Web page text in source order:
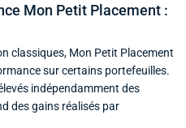
Mon Petit Placement :
classiques, Mon Petit Placement
sur certains portefeuilles.
indépendamment des
des gains réalisés par